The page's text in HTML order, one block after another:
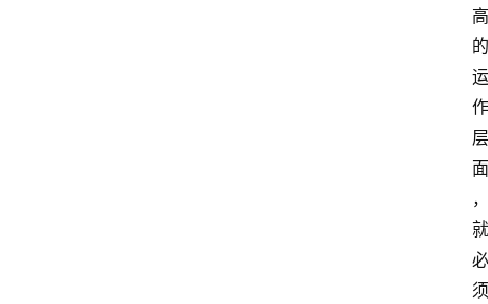
高
的
运
作
层
面
，
就
必
须